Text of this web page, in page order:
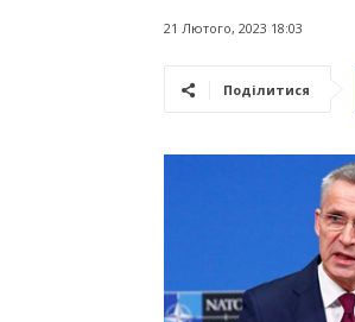
21 Лютого, 2023 18:03
Поділитися